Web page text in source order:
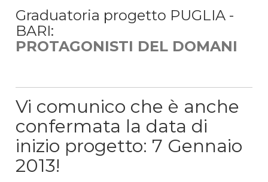
Graduatoria progetto PUGLIA -
BARI:
PROTAGONISTI DEL DOMANI
Vi comunico che è anche
confermata la data di
inizio progetto: 7 Gennaio
2013!